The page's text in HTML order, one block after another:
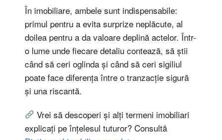
În imobiliare, ambele sunt indispensabile:
primul pentru a evita surprize neplăcute, al
doilea pentru a da valoare deplină actelor. Într-
o lume unde fiecare detaliu contează, să știi
când să ceri oglinda și când să ceri sigiliul
poate face diferența între o tranzacție sigură
și una riscantă.
Vrei să descoperi și alți termeni imobiliari
explicați pe înțelesul tuturor? Consultă